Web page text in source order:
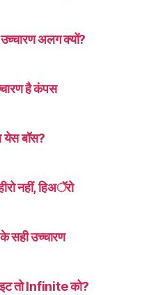
अलग क्यों?
है कंपस
बॉस?
नहीं, हिअॅरो
उच्चारण
तो Infinite को?